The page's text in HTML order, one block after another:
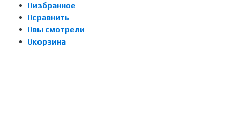
0избранное
0сравнить
0вы смотрели
0корзина